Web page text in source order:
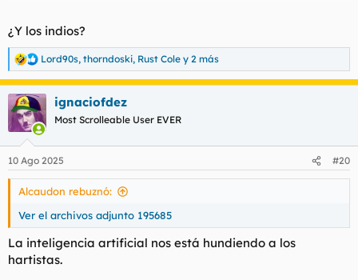
¿Y los indios?
R
e
a
c
c
i
e
s
Lord90s, thorndoski, Rust Cole y 2 más
ignaciofdez
Most Scrolleable User EVER
10 Ago 2025 #20
Alcaudon rebuznó:
Ver el archivos adjunto 195685
La inteligencia artificial nos está hundiendo a los
hartistas.